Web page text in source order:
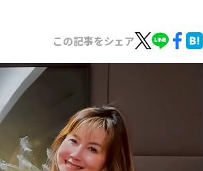
この記事をシェア